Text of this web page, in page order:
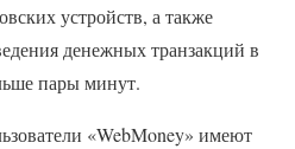
устройств, а также
денежных транзакций в
пары минут.
«WebMoney» имеют